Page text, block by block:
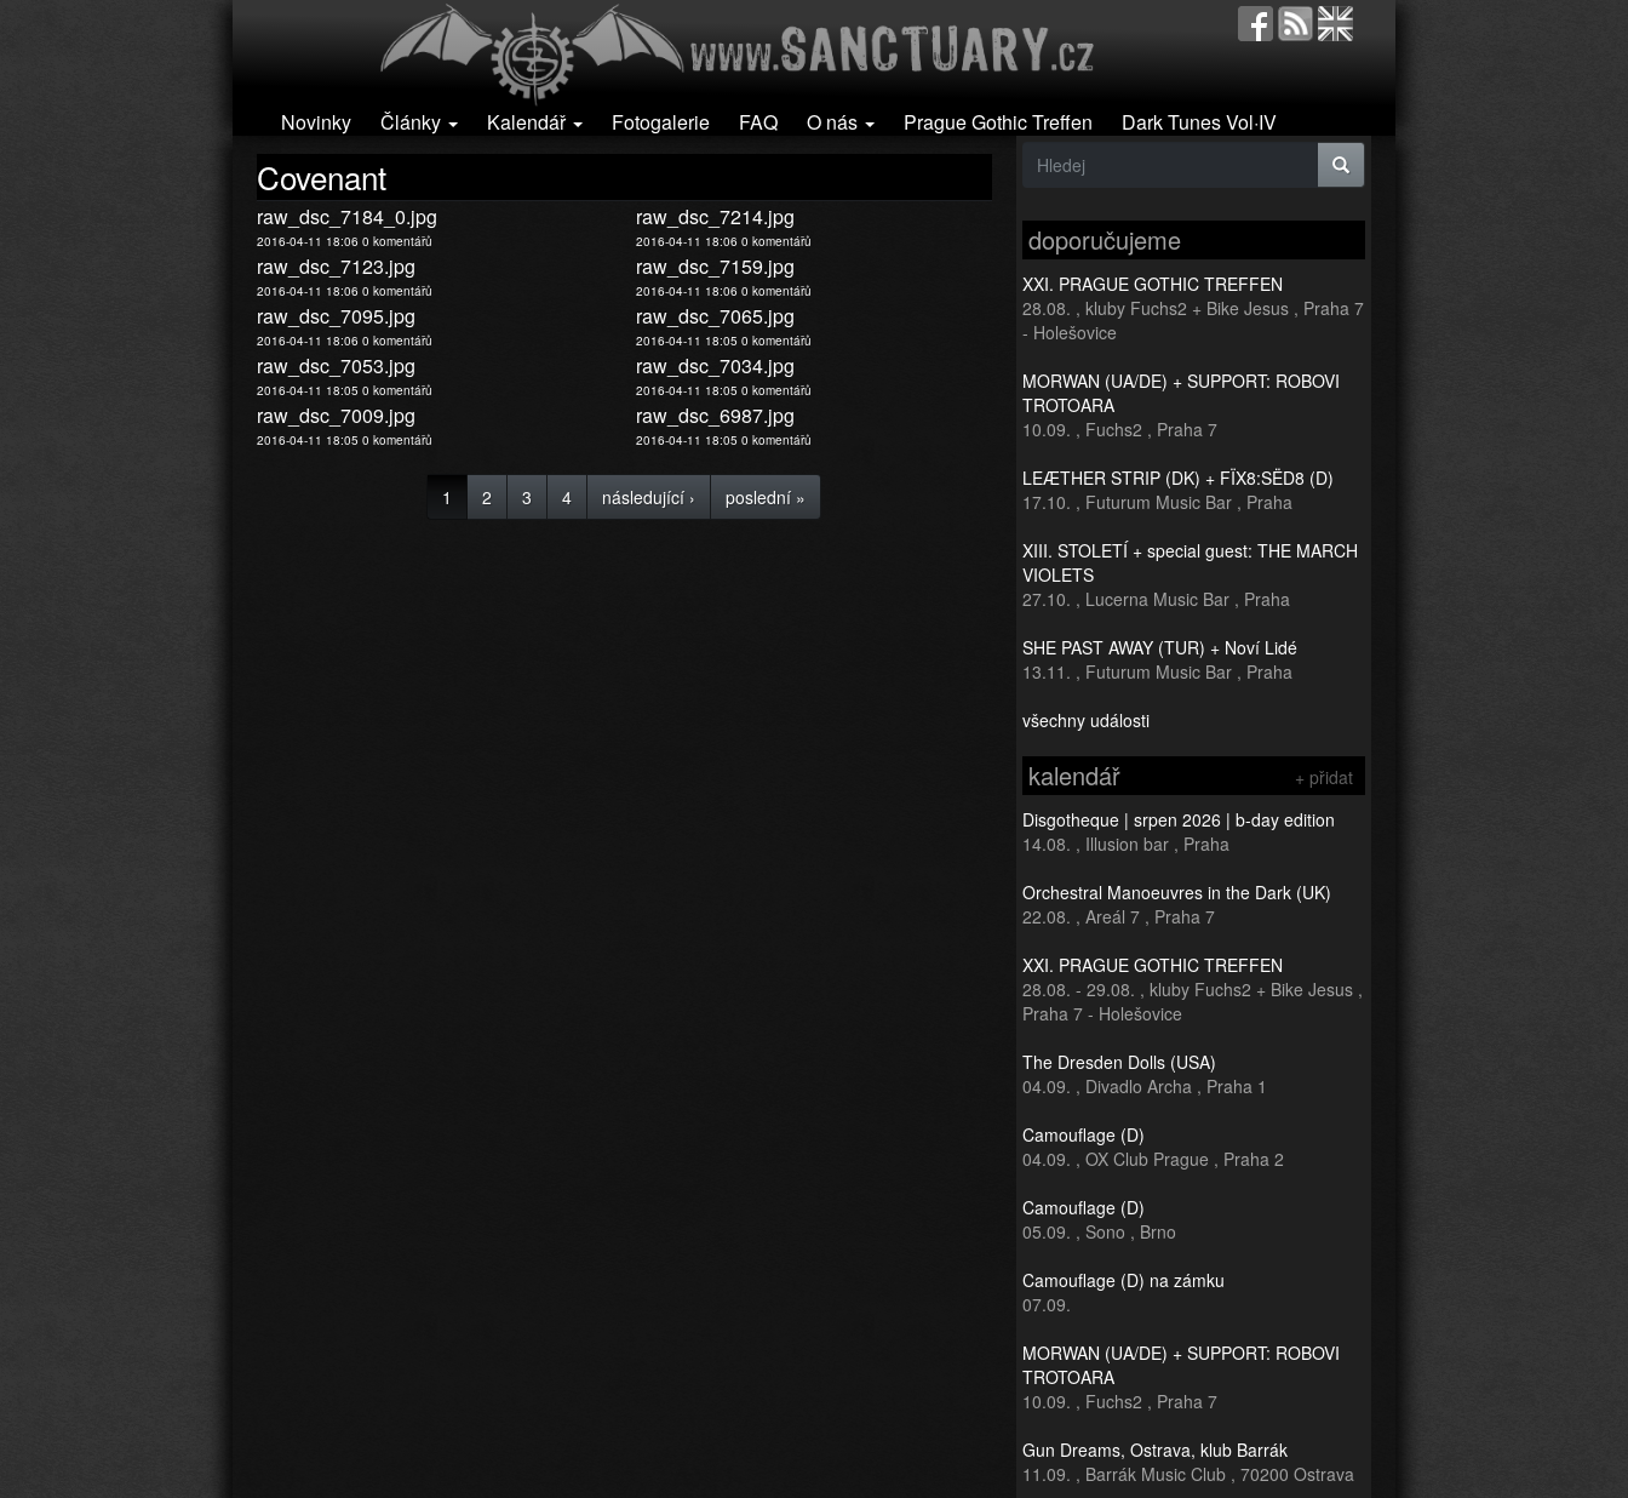
Novinky Články Kalendář Fotogalerie FAQ O nás Prague Gothic Treffen Dark Tunes Vol·IV
Covenant
raw_dsc_7184_0.jpg
2016-04-11 18:06 0 komentářů
raw_dsc_7214.jpg
2016-04-11 18:06 0 komentářů
raw_dsc_7123.jpg
2016-04-11 18:06 0 komentářů
raw_dsc_7159.jpg
2016-04-11 18:06 0 komentářů
raw_dsc_7095.jpg
2016-04-11 18:06 0 komentářů
raw_dsc_7065.jpg
2016-04-11 18:05 0 komentářů
raw_dsc_7053.jpg
2016-04-11 18:05 0 komentářů
raw_dsc_7034.jpg
2016-04-11 18:05 0 komentářů
raw_dsc_7009.jpg
2016-04-11 18:05 0 komentářů
raw_dsc_6987.jpg
2016-04-11 18:05 0 komentářů
1 2 3 4 následující › poslední »
doporučujeme
XXI. PRAGUE GOTHIC TREFFEN
28.08. , kluby Fuchs2 + Bike Jesus , Praha 7
- Holešovice
MORWAN (UA/DE) + SUPPORT: ROBOVI
TROTOARA
10.09. , Fuchs2 , Praha 7
LEÆTHER STRIP (DK) + FÏX8:SËD8 (D)
17.10. , Futurum Music Bar , Praha
XIII. STOLETÍ + special guest: THE MARCH
VIOLETS
27.10. , Lucerna Music Bar , Praha
SHE PAST AWAY (TUR) + Noví Lidé
13.11. , Futurum Music Bar , Praha
všechny události
kalendář
+ přidat
Disgotheque | srpen 2026 | b-day edition
14.08. , Illusion bar , Praha
Orchestral Manoeuvres in the Dark (UK)
22.08. , Areál 7 , Praha 7
XXI. PRAGUE GOTHIC TREFFEN
28.08. - 29.08. , kluby Fuchs2 + Bike Jesus ,
Praha 7 - Holešovice
The Dresden Dolls (USA)
04.09. , Divadlo Archa , Praha 1
Camouflage (D)
04.09. , OX Club Prague , Praha 2
Camouflage (D)
05.09. , Sono , Brno
Camouflage (D) na zámku
07.09.
MORWAN (UA/DE) + SUPPORT: ROBOVI
TROTOARA
10.09. , Fuchs2 , Praha 7
Gun Dreams, Ostrava, klub Barrák
11.09. , Barrák Music Club , 70200 Ostrava